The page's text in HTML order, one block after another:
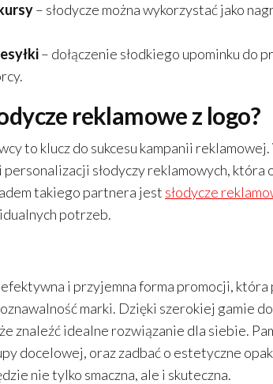
– słodycze można wykorzystać jako
– dołączenie słodkiego upominku do
reklamowe z logo?
to klucz do sukcesu kampanii
słodyczy reklamowych,
takiego partnera jest słodycze
potrzeb.
i przyjemna forma promocji,
marki. Dzięki szerokiej gamie
znaleźć idealne rozwiązanie dla siebie.
docelowej, oraz zadbać o estetyczne
nie tylko smaczna, ale i skuteczna.